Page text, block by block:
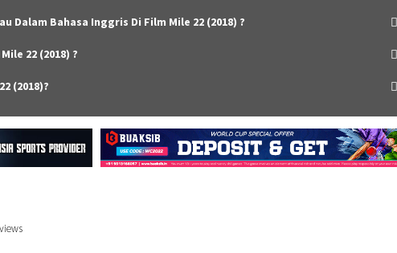
Bahasa Inggris Di Film Mile 22 (2018) ?
22 (2018) ?
(2018)?